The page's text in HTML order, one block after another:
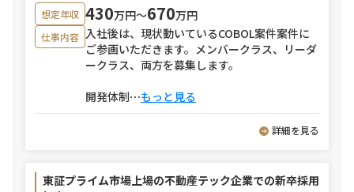
想定年収 430万円〜670万円
仕事内容 入社後は、現状動いているCOBOL案件案件に
ご参画いただきます。メンバークラス、リーダ
ークラス、両方を募集します。
開発体制⋯もっと見る
詳細を見る
東証プライム市場上場の不動産テック企業での新卒採用